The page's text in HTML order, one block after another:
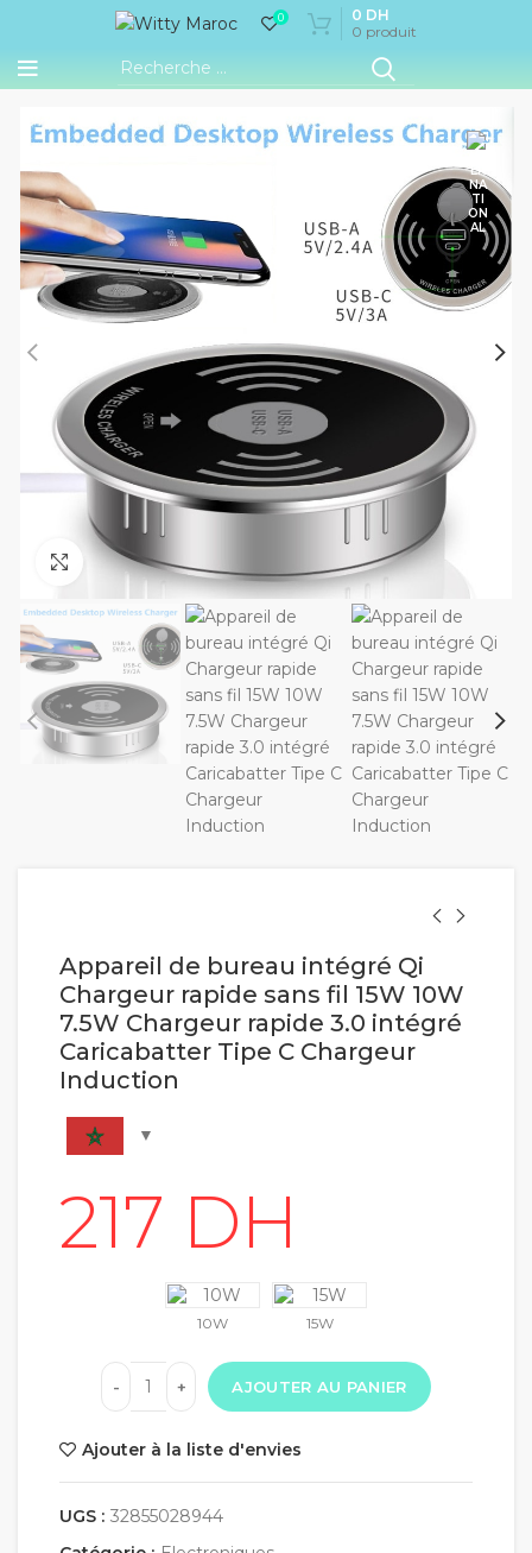
0
0 produit
0 DH
Cliquez pour agrandir
Appareil de bureau intégré Qi
Chargeur rapide sans fil 15W 10W
7.5W Chargeur rapide 3.0 intégré
Caricabatter Tipe C Chargeur
Induction
10W 15W
AJOUTER AU PANIER
Ajouter à la liste d'envies
UGS : 32855028944